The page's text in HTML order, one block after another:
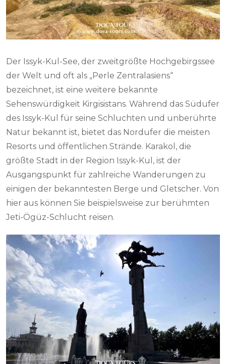
Der Issyk-Kul-See, der zweitgrößte Hochgebirgssee
der Welt und oft als „Perle Zentralasiens“
bezeichnet, ist eine weitere bekannte
Sehenswürdigkeit Kirgisistans. Während das Südufer
des Issyk-Kul für seine Schluchten und unberührte
Natur bekannt ist, bietet das Nordufer die meisten
Resorts und öffentlichen Strände. Karakol, die
größte Stadt in der Region Issyk-Kul, ist der
Ausgangspunkt für zahlreiche Wanderungen zu
einigen der bekanntesten Berge und Gletscher. Von
hier aus können Sie beispielsweise zur berühmten
Jeti-Ögüz-Schlucht reisen.